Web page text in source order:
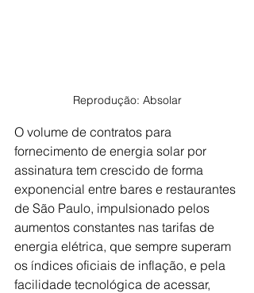
Reprodução: Absolar
O volume de contratos para
fornecimento de energia solar por
assinatura tem crescido de forma
exponencial entre bares e restaurantes
de São Paulo, impulsionado pelos
aumentos constantes nas tarifas de
energia elétrica, que sempre superam
os índices oficiais de inflação, e pela
facilidade tecnológica de acessar,